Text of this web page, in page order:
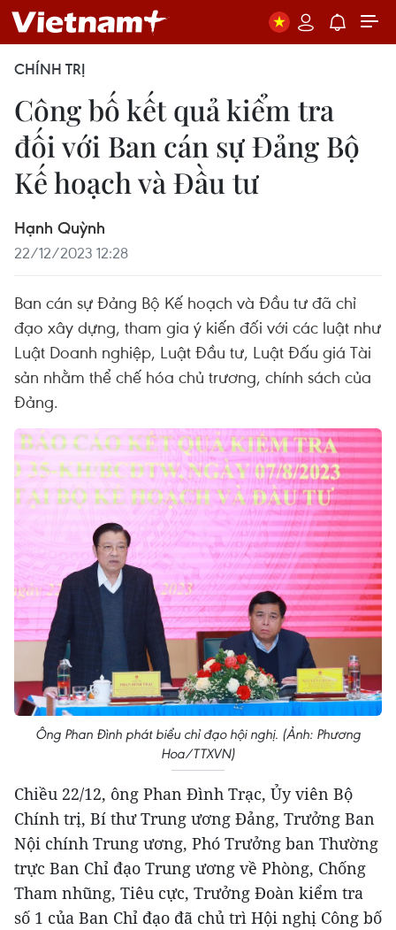
CHÍNH TRỊ
Công bố kết quả kiểm tra
đối với Ban cán sự Đảng Bộ
Kế hoạch và Đầu tư
Hạnh Quỳnh
22/12/2023 12:28
Ban cán sự Đảng Bộ Kế hoạch và Đầu tư đã chỉ
đạo xây dựng, tham gia ý kiến đối với các luật như
Luật Doanh nghiệp, Luật Đầu tư, Luật Đấu giá Tài
sản nhằm thể chế hóa chủ trương, chính sách của
Đảng.
Ông Phan Đình phát biểu chỉ đạo hội nghị. (Ảnh: Phương
Hoa/TTXVN)
Chiều 22/12, ông Phan Đình Trạc, Ủy viên Bộ
Chính trị, Bí thư Trung ương Đảng, Trưởng Ban
Nội chính Trung ương, Phó Trưởng ban Thường
trực Ban Chỉ đạo Trung ương về Phòng, Chống
Tham nhũng, Tiêu cực, Trưởng Đoàn kiểm tra
số 1 của Ban Chỉ đạo đã chủ trì Hội nghị Công bố